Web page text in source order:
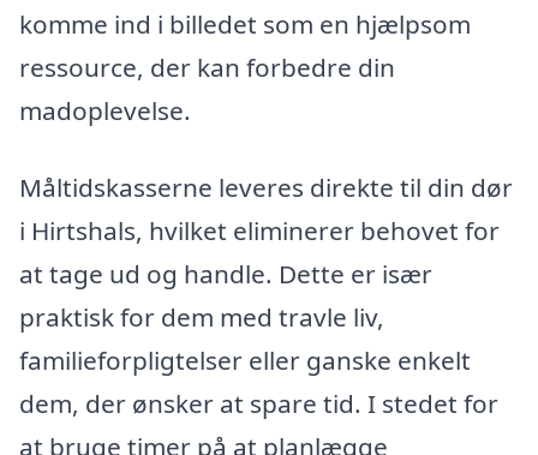
komme ind i billedet som en hjælpsom
ressource, der kan forbedre din
madoplevelse.
Måltidskasserne leveres direkte til din dør
i Hirtshals, hvilket eliminerer behovet for
at tage ud og handle. Dette er især
praktisk for dem med travle liv,
familieforpligtelser eller ganske enkelt
dem, der ønsker at spare tid. I stedet for
at bruge timer på at planlægge